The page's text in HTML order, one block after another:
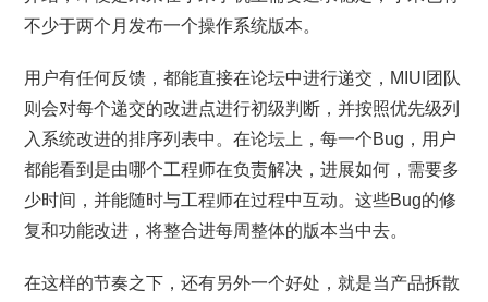
不少于两个月发布一个操作系统版本。
用户有任何反馈，都能直接在论坛中进行递交，MIUI团队
则会对每个递交的改进点进行初级判断，并按照优先级列
入系统改进的排序列表中。在论坛上，每一个Bug，用户
都能看到是由哪个工程师在负责解决，进展如何，需要多
少时间，并能随时与工程师在过程中互动。这些Bug的修
复和功能改进，将整合进每周整体的版本当中去。
在这样的节奏之下，还有另外一个好处，就是当产品拆散